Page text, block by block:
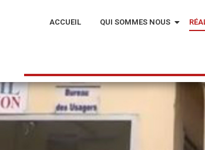
ACCUEIL QUI SOMMES NOUS